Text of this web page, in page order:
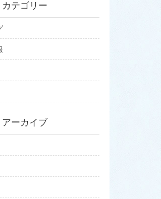
カテゴリー
アーカイブ